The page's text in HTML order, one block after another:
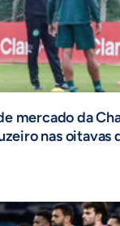
mercado da
nas oitavas